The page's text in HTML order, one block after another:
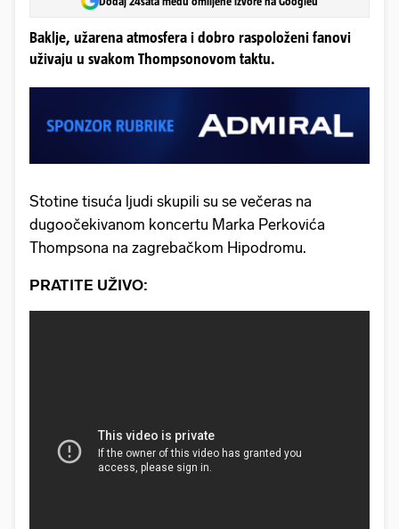
Baklje, užarena atmosfera i dobro raspoloženi fanovi
uživaju u svakom Thompsonovom taktu.
Stotine tisuća ljudi skupili su se večeras na
dugoočekivanom koncertu Marka Perkovića
Thompsona na zagrebačkom Hipodromu.
PRATITE UŽIVO: